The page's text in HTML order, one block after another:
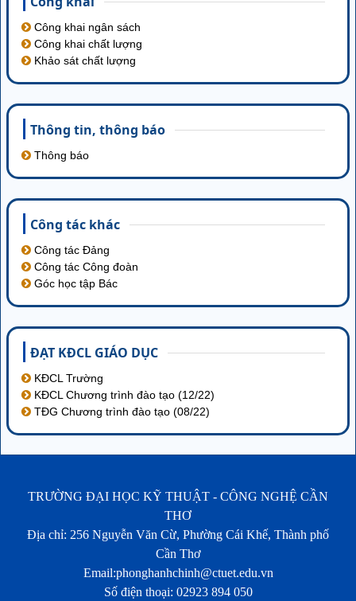
Công khai ngân sách
Công khai chất lượng
Khảo sát chất lượng
Thông tin‚ thông báo
Thông báo
Công tác khác
Công tác Đảng
Công tác Công đoàn
Góc học tập Bác
ĐẠT KĐCL GIÁO DỤC
KĐCL Trường
KĐCL Chương trình đào tạo (12/22)
TĐG Chương trình đào tạo (08/22)
TRƯỜNG ĐẠI HỌC KỸ THUẬT - CÔNG NGHỆ CẦN
THƠ
Địa chỉ: 256 Nguyễn Văn Cừ, Phường Cái Khế, Thành phố
Cần Thơ
Email:phonghanhchinh@ctuet.edu.vn
Số điện thoại: 02923 894 050